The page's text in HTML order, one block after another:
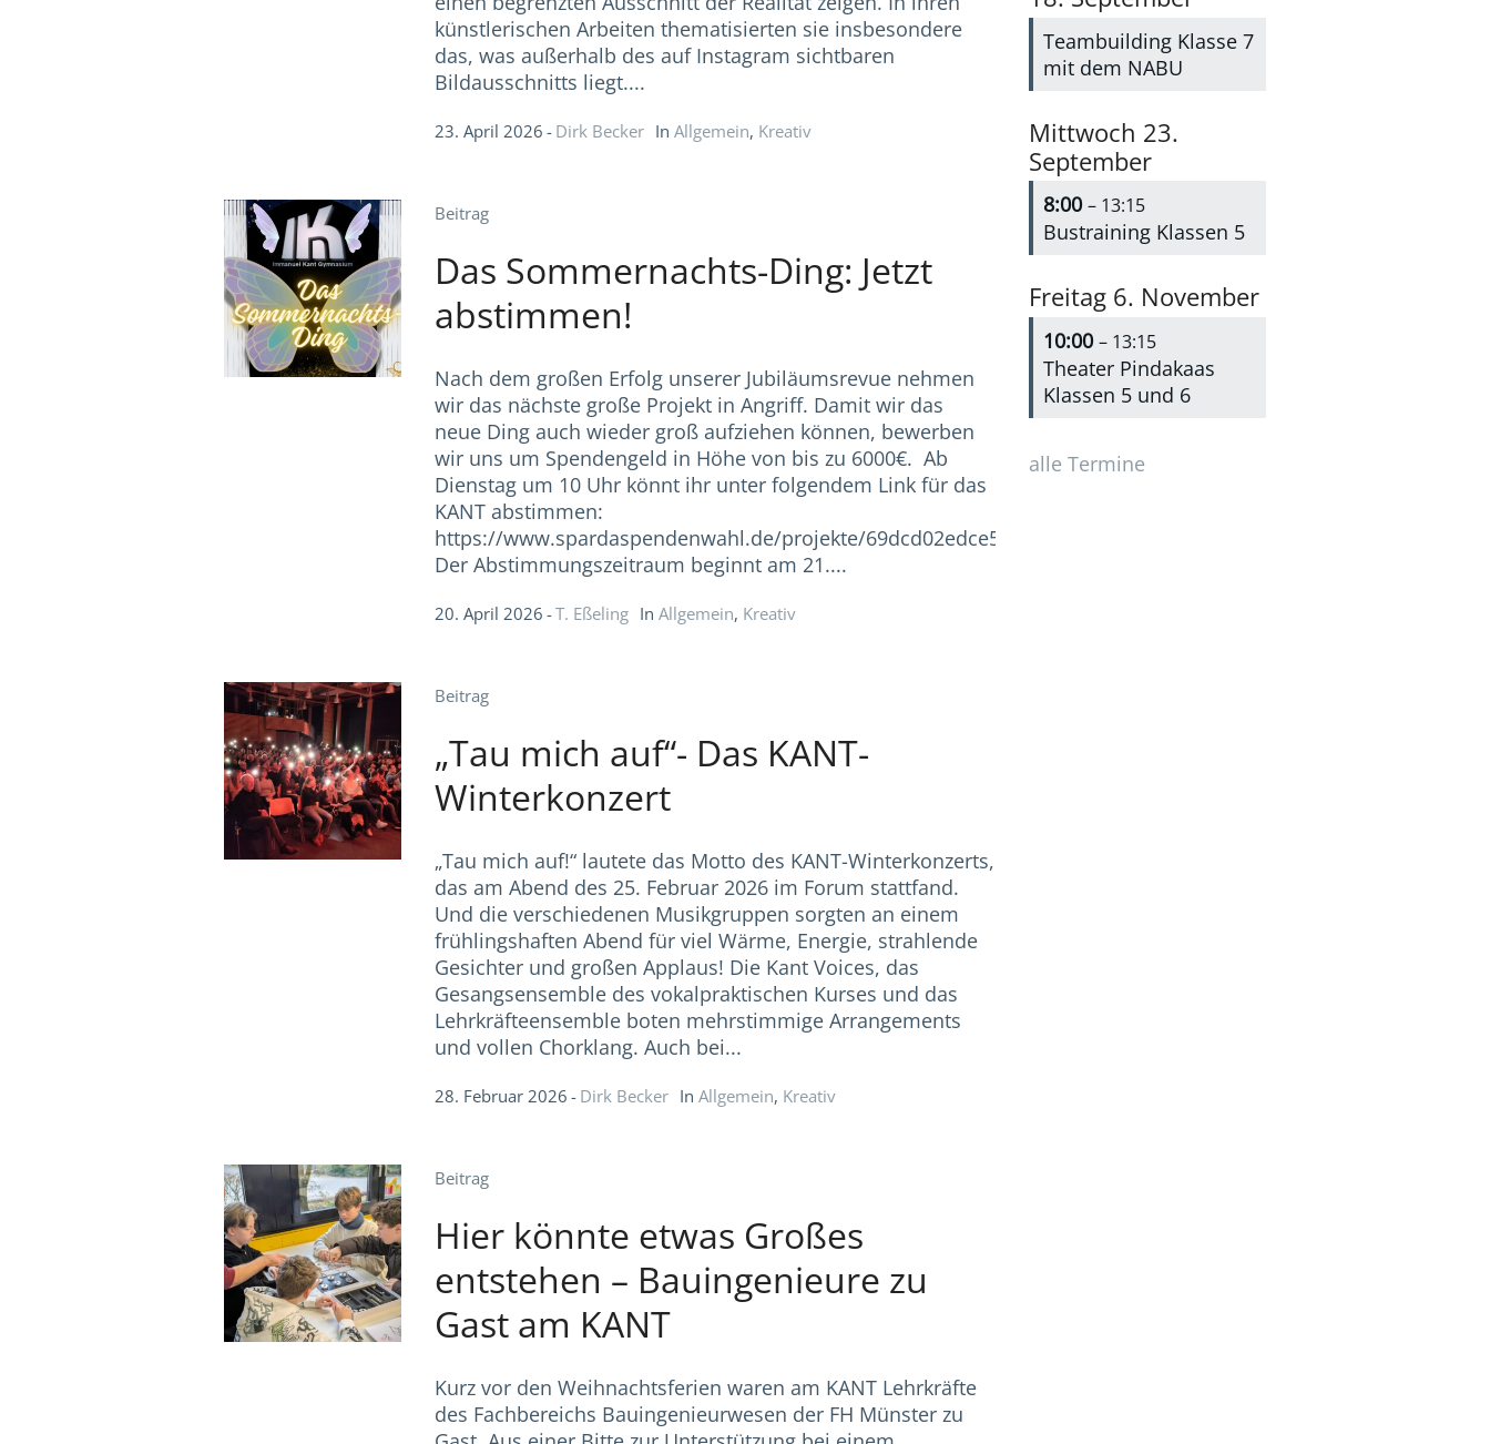
künstlerischen Arbeiten thematisierten sie insbesondere
das, was außerhalb des auf Instagram sichtbaren
Bildausschnitts liegt....
23. April 2026 Dirk Becker In Allgemein, Kreativ
Beitrag
Das Sommernachts-Ding: Jetzt
abstimmen!
Nach dem großen Erfolg unserer Jubiläumsrevue nehmen
wir das nächste große Projekt in Angriff. Damit wir das
neue Ding auch wieder groß aufziehen können, bewerben
wir uns um Spendengeld in Höhe von bis zu 6000€. Ab
Dienstag um 10 Uhr könnt ihr unter folgendem Link für das
KANT abstimmen:
https://www.spardaspendenwahl.de/projekte/69dcd02edce5feae7c12c42e.
Der Abstimmungszeitraum beginnt am 21....
20. April 2026 T. Eßeling In Allgemein, Kreativ
Beitrag
„Tau mich auf“- Das KANT-
Winterkonzert
„Tau mich auf!“ lautete das Motto des KANT-Winterkonzerts,
das am Abend des 25. Februar 2026 im Forum stattfand.
Und die verschiedenen Musikgruppen sorgten an einem
frühlingshaften Abend für viel Wärme, Energie, strahlende
Gesichter und großen Applaus! Die Kant Voices, das
Gesangsensemble des vokalpraktischen Kurses und das
Lehrkräfteensemble boten mehrstimmige Arrangements
und vollen Chorklang. Auch bei...
28. Februar 2026 Dirk Becker In Allgemein, Kreativ
Beitrag
Hier könnte etwas Großes
entstehen – Bauingenieure zu
Gast am KANT
Kurz vor den Weihnachtsferien waren am KANT Lehrkräfte
des Fachbereichs Bauingenieurwesen der FH Münster zu
Teambuilding Klasse 7
mit dem NABU
Mittwoch 23.
September
8:00– 13:15
Bustraining Klassen 5
Freitag 6. November
10:00– 13:15
Theater Pindakaas
Klassen 5 und 6
alle Termine